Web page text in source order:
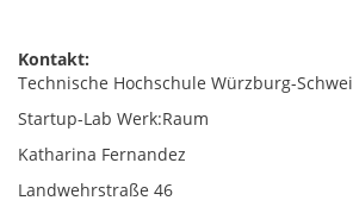
Kontakt:
Technische Hochschule Würzburg-
Startup-Lab Werk:Raum
Katharina Fernandez
Landwehrstraße 46